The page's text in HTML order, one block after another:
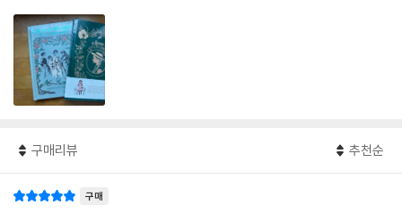
구매리뷰 추천순
구매